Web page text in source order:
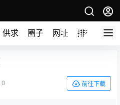
供求 圈子 网址 排行榜
0 前往下载